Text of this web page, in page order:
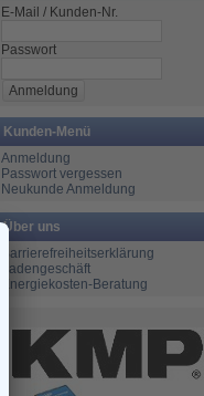
E-Mail / Kunden-Nr.
Passwort
Kunden-Menü
Anmeldung
Passwort vergessen
Neukunde Anmeldung
Über uns
Barrierefreiheitserklärung
Ladengeschäft
Energiekosten-Beratung